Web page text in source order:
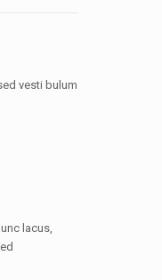
vesti bulum
lacus,